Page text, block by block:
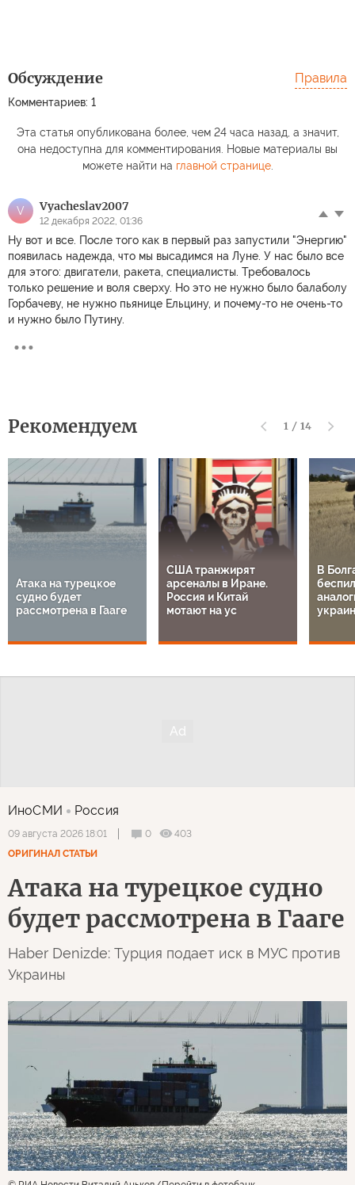
Обсуждение
Комментариев: 1
Правила
Эта статья опубликована более, чем 24 часа назад, а значит,
она недоступна для комментирования. Новые материалы вы
можете найти на главной странице.
V Vyacheslav2007
12 декабря 2022, 01:36
Ну вот и все. После того как в первый раз запустили "Энергию"
появилась надежда, что мы высадимся на Луне. У нас было все
для этого: двигатели, ракета, специалисты. Требовалось
только решение и воля сверху. Но это не нужно было балаболу
Горбачеву, не нужно пьянице Ельцину, и почему-то не очень-то
и нужно было Путину.
Рекомендуем 1 / 14
Атака на турецкое
судно будет
рассмотрена в Гааге
США транжирят
арсеналы в Иране.
Россия и Китай
мотают на ус
В
ИноСМИ Россия
09 августа 2026 18:01 0
403
ОРИГИНАЛ СТАТЬИ
Атака на турецкое судно
будет рассмотрена в Гааге
Haber Denizde: Турция подает иск в МУС против
Украины